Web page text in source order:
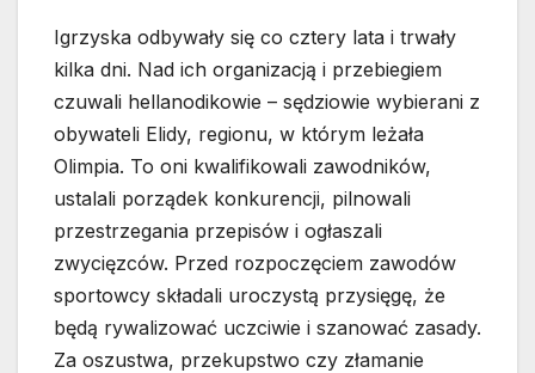
Igrzyska odbywały się co cztery lata i trwały
kilka dni. Nad ich organizacją i przebiegiem
czuwali hellanodikowie – sędziowie wybierani z
obywateli Elidy, regionu, w którym leżała
Olimpia. To oni kwalifikowali zawodników,
ustalali porządek konkurencji, pilnowali
przestrzegania przepisów i ogłaszali
zwycięzców. Przed rozpoczęciem zawodów
sportowcy składali uroczystą przysięgę, że
będą rywalizować uczciwie i szanować zasady.
Za oszustwa, przekupstwo czy złamanie